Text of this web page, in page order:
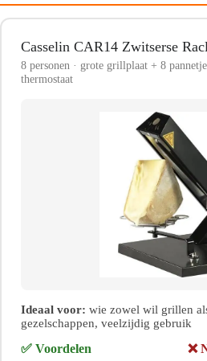
Casselin CAR14 Zwitserse
8 personen · grote grillplaat + 8
thermostaat
Ideaal voor: wie zowel wil grillen
gezelschappen, veelzijdig gebruik
✅ Voordelen ❌